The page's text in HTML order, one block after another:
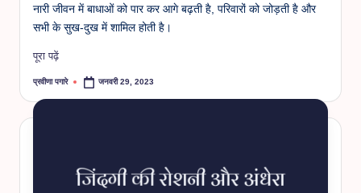
नारी जीवन में बाधाओं को पार कर आगे बढ़ती है, परिवारों को जोड़ती है और
सभी के सुख-दुख में शामिल होती है।
पूरा पढ़ें
Posted
प्रवीणा पगारे जनवरी 29, 2023